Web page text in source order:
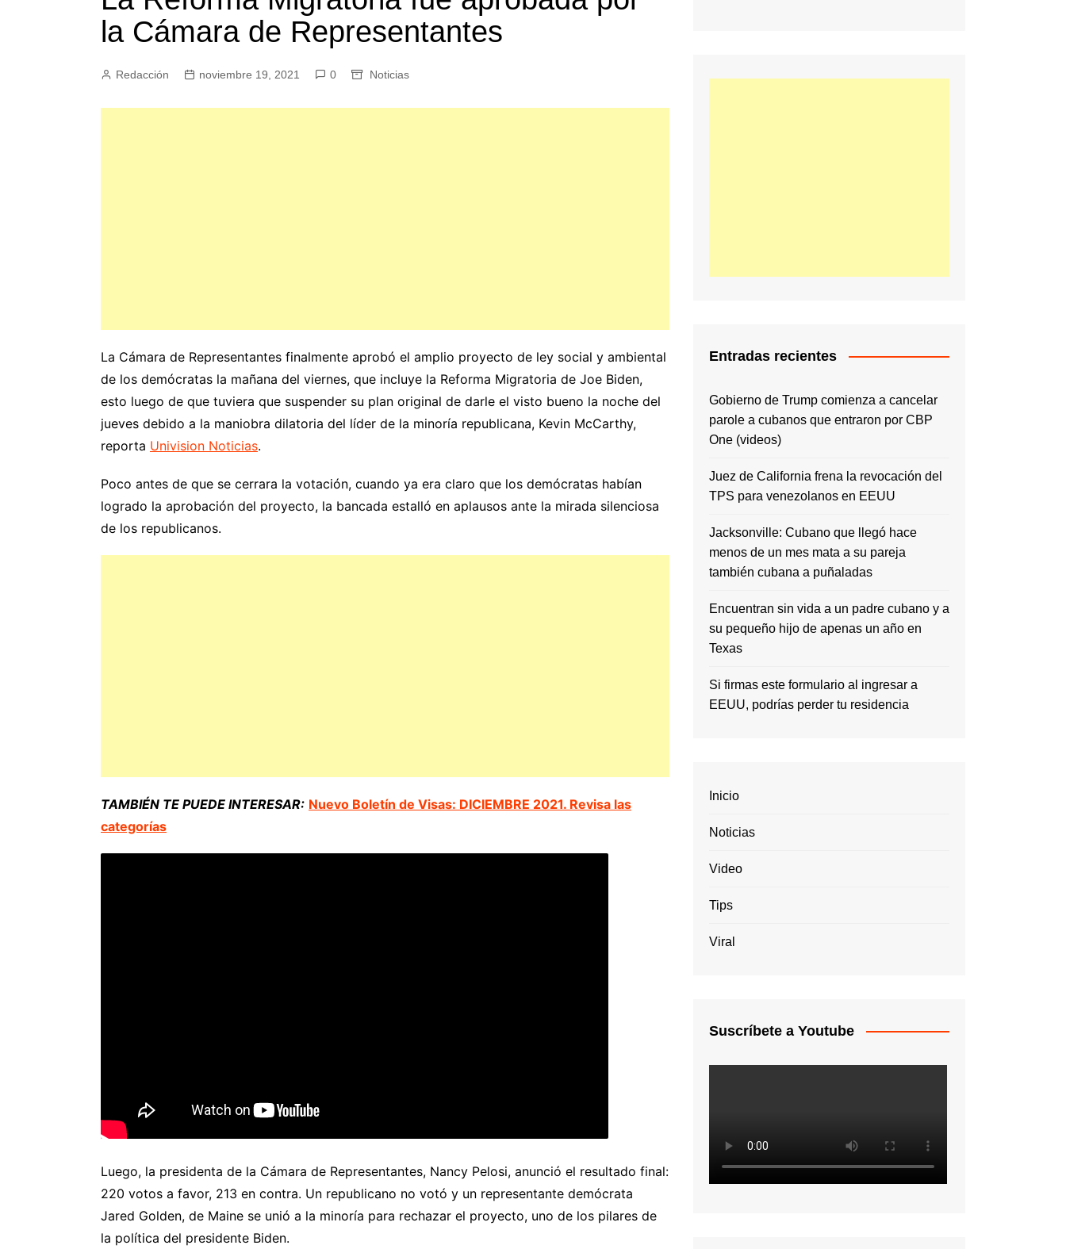
la Cámara de Representantes
Redacción noviembre 19, 2021 0 Noticias
La Cámara de Representantes finalmente aprobó el amplio proyecto de ley social y ambiental
de los demócratas la mañana del viernes, que incluye la Reforma Migratoria de Joe Biden,
esto luego de que tuviera que suspender su plan original de darle el visto bueno la noche del
jueves debido a la maniobra dilatoria del líder de la minoría republicana, Kevin McCarthy,
reporta Univision Noticias.
Poco antes de que se cerrara la votación, cuando ya era claro que los demócratas habían
logrado la aprobación del proyecto, la bancada estalló en aplausos ante la mirada silenciosa
de los republicanos.
TAMBIÉN TE PUEDE INTERESAR: Nuevo Boletín de Visas: DICIEMBRE 2021. Revisa las
categorías
Luego, la presidenta de la Cámara de Representantes, Nancy Pelosi, anunció el resultado final:
220 votos a favor, 213 en contra. Un republicano no votó y un representante demócrata
Jared Golden, de Maine se unió a la minoría para rechazar el proyecto, uno de los pilares de
la política del presidente Biden.
Entradas recientes
Gobierno de Trump comienza a cancelar
parole a cubanos que entraron por CBP
One (videos)
Juez de California frena la revocación del
TPS para venezolanos en EEUU
Jacksonville: Cubano que llegó hace
menos de un mes mata a su pareja
también cubana a puñaladas
Encuentran sin vida a un padre cubano y a
su pequeño hijo de apenas un año en
Texas
Si firmas este formulario al ingresar a
EEUU, podrías perder tu residencia
Inicio
Noticias
Video
Tips
Viral
Suscríbete a Youtube